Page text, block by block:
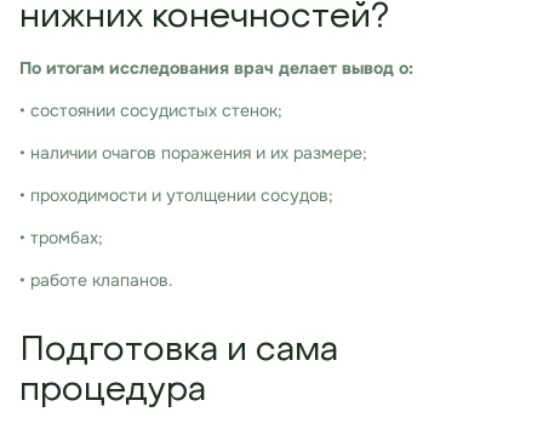
нижних конечностей?
По итогам исследования врач делает вывод о:
• состоянии сосудистых стенок;
• наличии очагов поражения и их размере;
• проходимости и утолщении сосудов;
• тромбах;
• работе клапанов.
Подготовка и сама
процедура